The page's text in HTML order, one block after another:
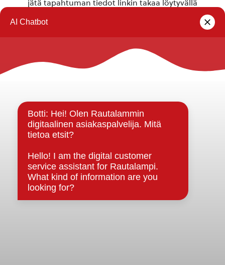
jätä tapahtuman tiedot linkin takaa löytyvällä
Rautalammin kunta
Strategiat, ohjelmat, ohjeet, suunnitelmat, säännöt ja
sopimukset
Asiakirjajulkisuuskuvaus
Evästeet
Saavutettavuusseloste
Tietosuoja
Tietosuojaselosteet